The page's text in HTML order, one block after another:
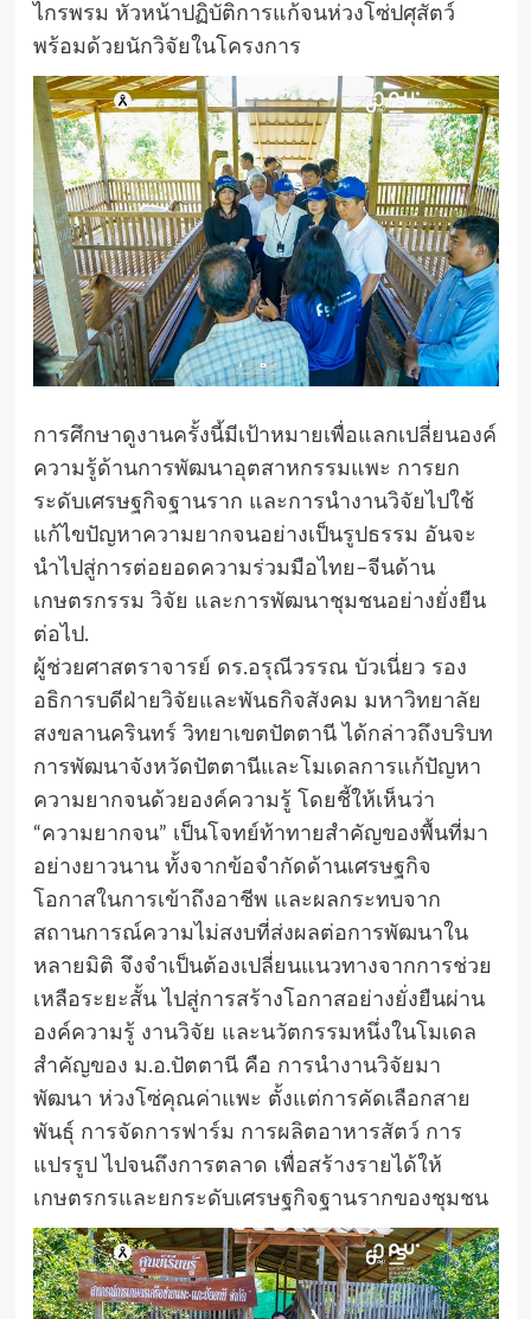
ไกรพรม หัวหน้าปฏิบัติการแก้จนห่วงโซ่ปศุสัตว์
พร้อมด้วยนักวิจัยในโครงการ
การศึกษาดูงานครั้งนี้มีเป้าหมายเพื่อแลกเปลี่ยนองค์
ความรู้ด้านการพัฒนาอุตสาหกรรมแพะ การยก
ระดับเศรษฐกิจฐานราก และการนำงานวิจัยไปใช้
แก้ไขปัญหาความยากจนอย่างเป็นรูปธรรม อันจะ
นำไปสู่การต่อยอดความร่วมมือไทย–จีนด้าน
เกษตรกรรม วิจัย และการพัฒนาชุมชนอย่างยั่งยืน
ต่อไป.
ผู้ช่วยศาสตราจารย์ ดร.อรุณีวรรณ บัวเนี่ยว รอง
อธิการบดีฝ่ายวิจัยและพันธกิจสังคม มหาวิทยาลัย
สงขลานครินทร์ วิทยาเขตปัตตานี ได้กล่าวถึงบริบท
การพัฒนาจังหวัดปัตตานีและโมเดลการแก้ปัญหา
ความยากจนด้วยองค์ความรู้ โดยชี้ให้เห็นว่า
“ความยากจน” เป็นโจทย์ท้าทายสำคัญของพื้นที่มา
อย่างยาวนาน ทั้งจากข้อจำกัดด้านเศรษฐกิจ
โอกาสในการเข้าถึงอาชีพ และผลกระทบจาก
สถานการณ์ความไม่สงบที่ส่งผลต่อการพัฒนาใน
หลายมิติ จึงจำเป็นต้องเปลี่ยนแนวทางจากการช่วย
เหลือระยะสั้น ไปสู่การสร้างโอกาสอย่างยั่งยืนผ่าน
องค์ความรู้ งานวิจัย และนวัตกรรมหนึ่งในโมเดล
สำคัญของ ม.อ.ปัตตานี คือ การนำงานวิจัยมา
พัฒนา ห่วงโซ่คุณค่าแพะ ตั้งแต่การคัดเลือกสาย
พันธุ์ การจัดการฟาร์ม การผลิตอาหารสัตว์ การ
แปรรูป ไปจนถึงการตลาด เพื่อสร้างรายได้ให้
เกษตรกรและยกระดับเศรษฐกิจฐานรากของชุมชน